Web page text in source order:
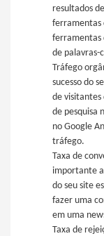
resultados
ferramentas
ferramentas
de palavras-
Tráfego
sucesso do
de visitantes
de pesquisa
no Google
tráfego.
Taxa de
importante
do seu site
fazer uma
em uma
Taxa de